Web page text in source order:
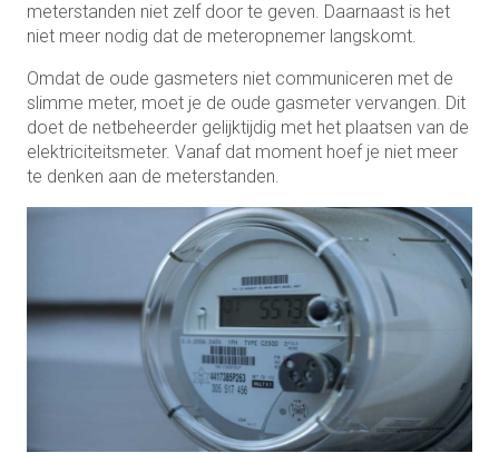
meterstanden niet zelf door te geven. Daarnaast is het
niet meer nodig dat de meteropnemer langskomt.
Omdat de oude gasmeters niet communiceren met de
slimme meter, moet je de oude gasmeter vervangen. Dit
doet de netbeheerder gelijktijdig met het plaatsen van de
elektriciteitsmeter. Vanaf dat moment hoef je niet meer
te denken aan de meterstanden.